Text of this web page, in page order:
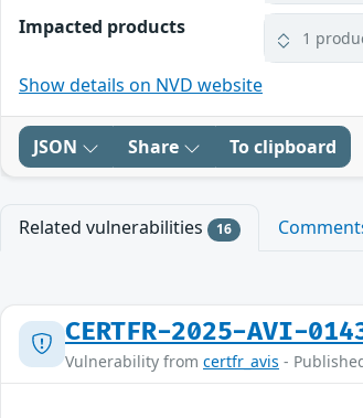
Impacted products 1
Show details on NVD website
JSON Share To clipboard
Related vulnerabilities 16
CERTFR-2025-AVI-
Vulnerability from certfr_avis -